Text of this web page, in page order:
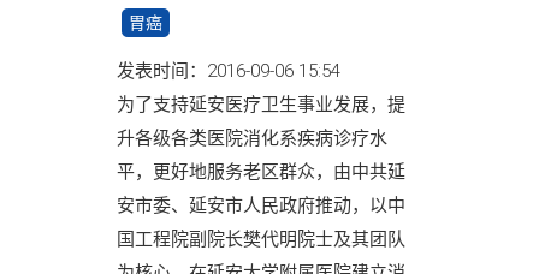
胃癌
发表时间：2016-09-06 15:54
为了支持延安医疗卫生事业发展，提
升各级各类医院消化系疾病诊疗水
平，更好地服务老区群众，由中共延
安市委、延安市人民政府推动，以中
国工程院副院长樊代明院士及其团队